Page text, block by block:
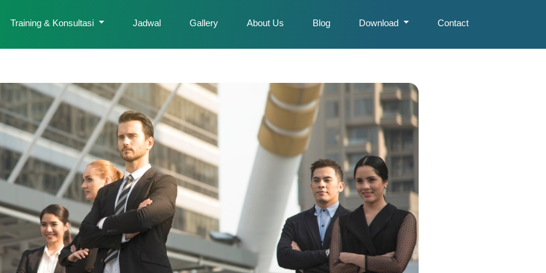
Training & Konsultasi Jadwal Gallery About Us Blog Download Contact